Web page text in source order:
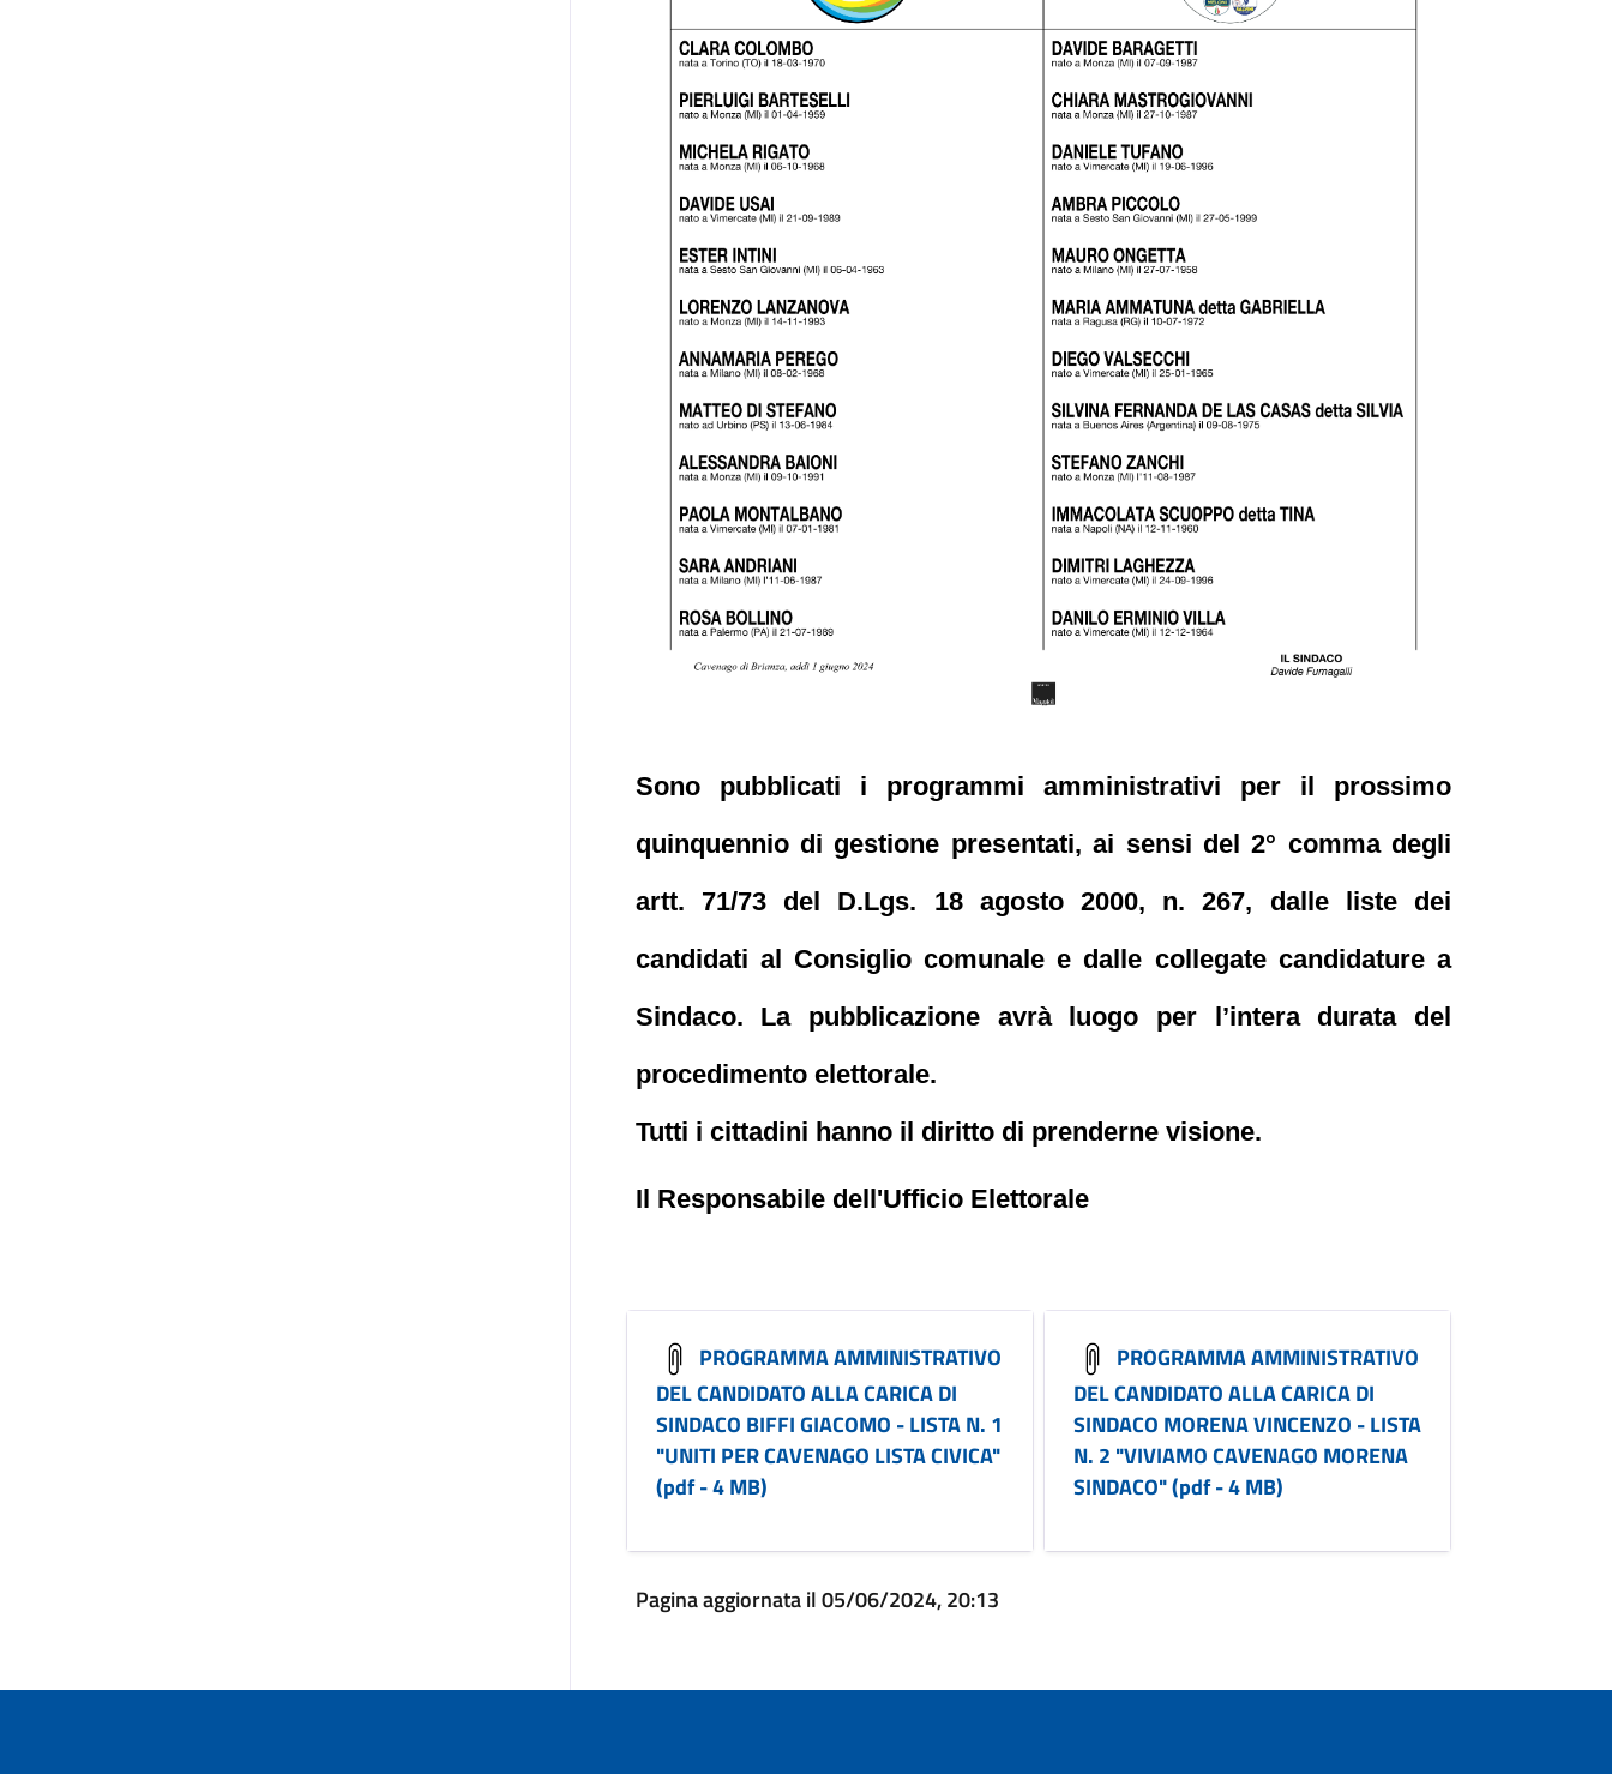
Sono pubblicati i programmi amministrativi per il prossimo
quinquenniodi gestione presentati, ai sensi del 2° comma degli
artt. 71/73 del D.Lgs. 18 agosto 2000, n. 267, dalle liste dei
candidati al Consiglio comunale e dalle collegate candidature a
Sindaco. La pubblicazione avrà luogo per l’intera durata del
procedimento elettorale.
Tutti i cittadini hanno il diritto di prenderne visione.
Il Responsabile dell'Ufficio Elettorale
PROGRAMMA AMMINISTRATIVO
DEL CANDIDATO ALLA CARICA DI
SINDACO BIFFI GIACOMO - LISTA N. 1
"UNITI PER CAVENAGO LISTA CIVICA"
(pdf - 4 MB)
PROGRAMMA AMMINISTRATIVO
DEL CANDIDATO ALLA CARICA DI
SINDACO MORENA VINCENZO - LISTA
N. 2 "VIVIAMO CAVENAGO MORENA
SINDACO" (pdf - 4 MB)
Pagina aggiornata il 05/06/2024, 20:13